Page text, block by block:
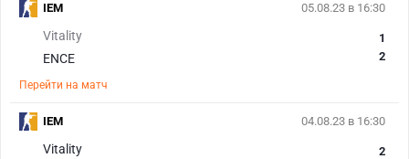
05.08.23 в 16:30
Vitality
ENCE
1
2
Перейти на матч
IEM
04.08.23 в 16:30
Vitality
2
IEM